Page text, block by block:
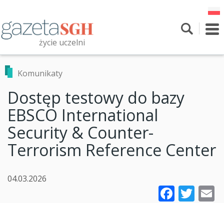
treści
życie uczelni
Przeszukaj witrynę
Komunikaty
Dostęp testowy do bazy
EBSCO International
Security & Counter-
Terrorism Reference Center
04.03.2026